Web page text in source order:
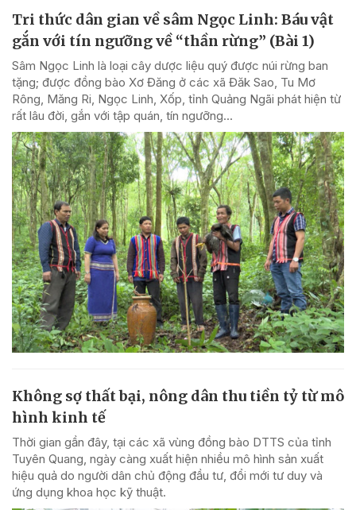
Tri thức dân gian về sâm Ngọc Linh: Báu vật
gắn với tín ngưỡng về “thần rừng” (Bài 1)
Sâm Ngọc Linh là loại cây dược liệu quý được núi rừng ban
tặng; được đồng bào Xơ Đăng ở các xã Đăk Sao, Tu Mơ
Rông, Măng Ri, Ngọc Linh, Xốp, tỉnh Quảng Ngãi phát hiện từ
rất lâu đời, gắn với tập quán, tín ngưỡng...
Không sợ thất bại, nông dân thu tiền tỷ từ mô
hình kinh tế
Thời gian gần đây, tại các xã vùng đồng bào DTTS của tỉnh
Tuyên Quang, ngày càng xuất hiện nhiều mô hình sản xuất
hiệu quả do người dân chủ động đầu tư, đổi mới tư duy và
ứng dụng khoa học kỹ thuật.